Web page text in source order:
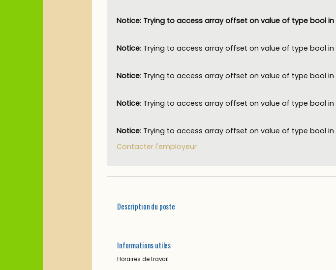
Notice: Trying to access array offset on value of type bool in
Notice: Trying to access array offset on value of type bool in
Notice: Trying to access array offset on value of type bool in
Notice: Trying to access array offset on value of type bool in
Notice: Trying to access array offset on value of type bool in
Contacter l'employeur
Description du poste
Informations utiles
Horaires de travail :